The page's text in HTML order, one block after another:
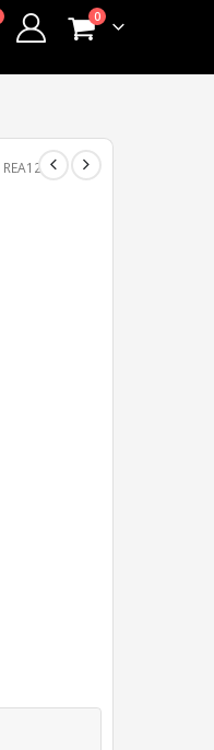
0
REA12